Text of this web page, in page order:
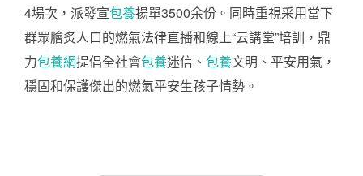
4場次，派發宣包養揚單3500余份。同時重視采用當下
群眾膾炙人口的燃氣法律直播和線上“云講堂”培訓，鼎
力包養網提倡全社會包養迷信、 包養文明、平安用氣，
穩固和保護傑出的燃氣平安生孩子情勢。